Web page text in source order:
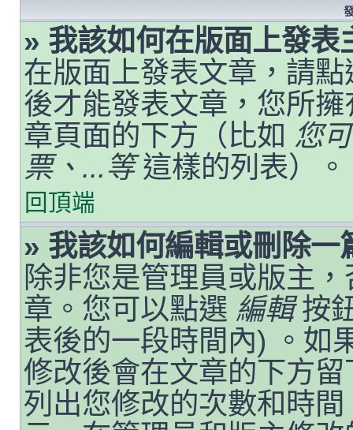
» 我該如何在版面上發表
在版面上發表文章，請
後才能發表文章，您所
章頁面的下方（比如 您
票、...等這樣的列表）。
回頂端
» 我該如何編輯或刪除一
除非您是管理員或版主
章。您可以點選 編輯按
表後的一段時間內) 。如
修改後會在文章的下方
列出您修改的次數和時